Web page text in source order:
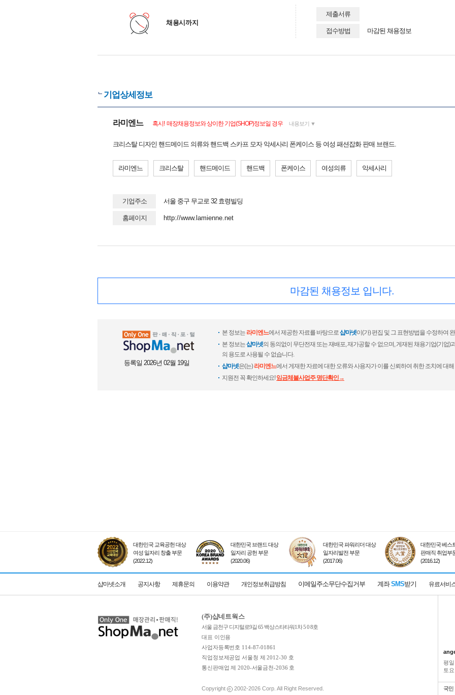
채용시까지
제출서류
접수방법 마감된 채용정보
기업상세정보
라미엔느 혹시! 매장채용정보와 상이한 기업(SHOP)정보일 경우 내용보기 ▼
크리스탈 디자인 핸드메이드 의류와 핸드백 스카프 모자 악세사리 폰케이스 등 여성 패션잡화 판매 브랜드.
라미엔느 크리스탈 핸드메이드 핸드백 폰케이스 여성의류 악세사리
기업주소 서울 중구 무교로 32 효령빌딩
홈페이지 http://www.lamienne.net
마감된 채용정보 입니다.
등록일 2026년 02월 19일
본 정보는 라미엔느에서 제공한 자료를 바탕으로샵마넷이(가) 편집 및 그 표현방법을 수정하여
본 정보는샵마넷의 동의없이 무단전재 또는 재배포, 재가공할 수 없으며, 게재된 채용기업(기업)
의 용도로 사용될 수 없습니다.
샵마넷은(는)라미엔느에서 게재한 자료에 대한 오류와 사용자가 이를 신뢰하여 취한 조치에 대
지원전 꼭 확인하세요!임금체불사업주 명단확인→
대한민국 교육공헌 대상
여성 일자리 창출 부문
(2022.12)
대한민국 브랜드 대상
일자리 공헌 부문
(2020.06)
대한민국 파워리더 대상
일자리발전 부문
(2017.06)
대한민국 베스
판매직 취업부
(2016.12)
샵마넷소개 공지사항 제휴문의 이용약관 개인정보취급방침 이메일주소무단수집거부 계좌SMS받기 유료서비
(주)샵네트웍스
서울 금천구 디지털로9길 65 백상스타타워1차 5 0 8호
대표 이인용
사업자등록번호 114-87-01861
직업정보제공업 서울청 제 2012-30 호
통신판매업 제 2020-서울금천-2036 호
Copyright 2002-2026 Corp. All Right Reserved.
평
토
국민